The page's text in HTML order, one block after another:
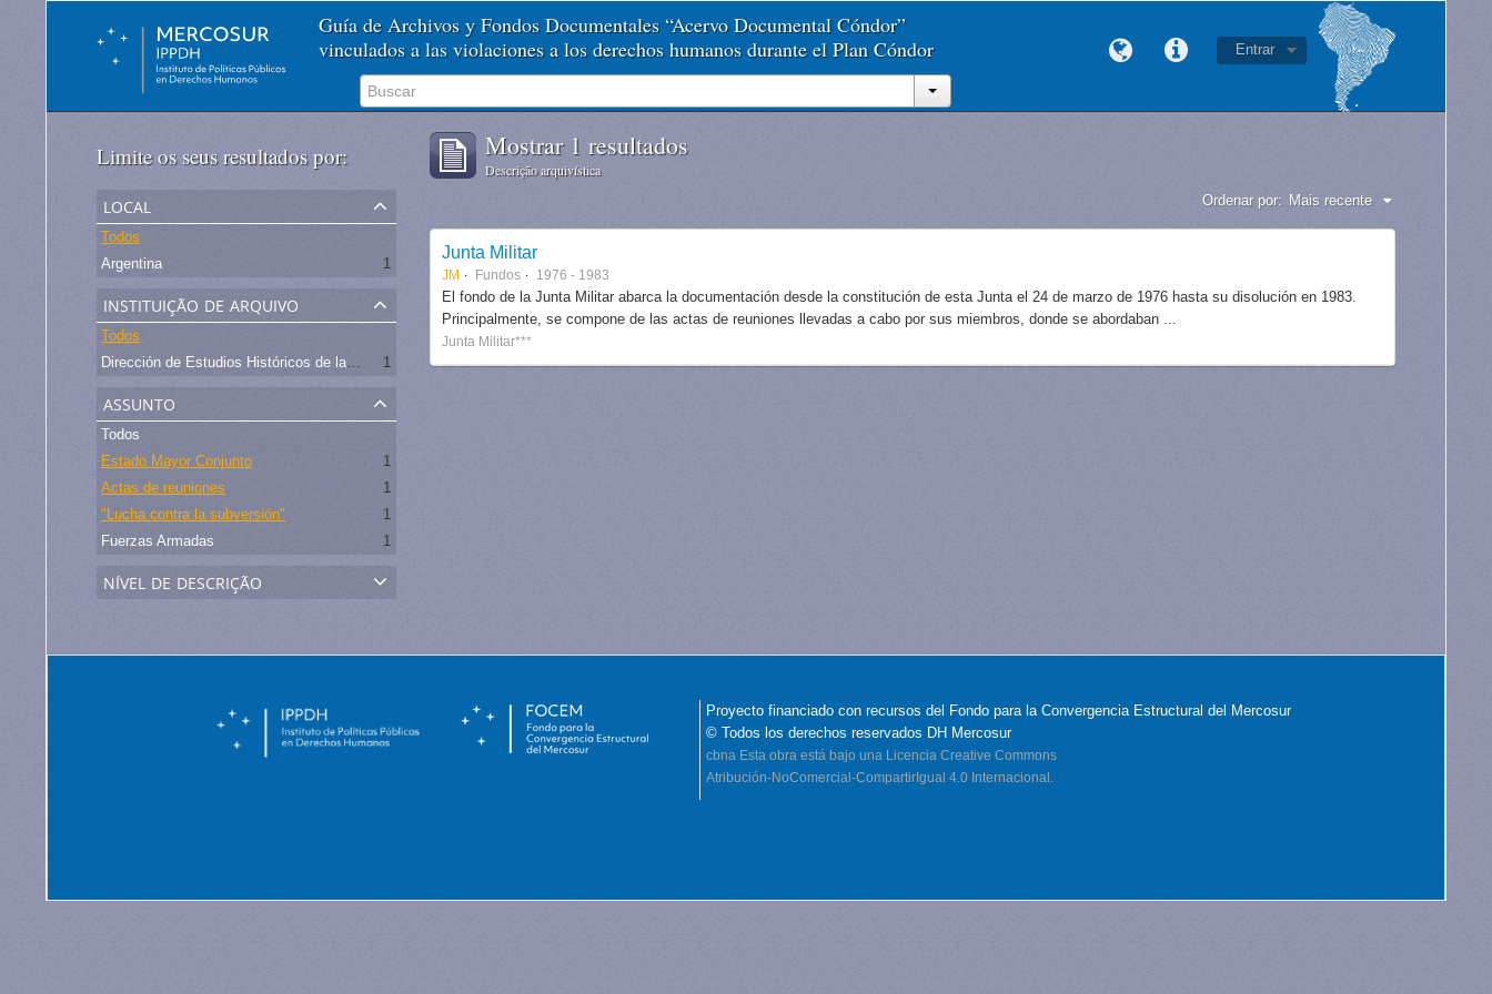
Guía de Archivos y Fondos Documentales “Acervo Documental Cóndor”
vinculados a las violaciones a los derechos humanos durante el Plan Cóndor
Entrar
Limite os seus resultados por:
local
Todos
Argentina
1
instituição de arquivo
Todos
Dirección de Estudios Históricos de la Fuerza Aérea
1
assunto
Todos
Estado Mayor Conjunto
1
Actas de reuniones
1
"Lucha contra la subversión"
1
Fuerzas Armadas
1
nível de descrição
Mostrar 1 resultados
Descrição arquivística
Ordenar por: Mais recente
Junta Militar
JM Fundos 1976 - 1983
El fondo de la Junta Militar abarca la documentación desde la constitución de esta Junta el 24 de marzo de 1976 hasta su disolución en 1983.
Principalmente, se compone de las actas de reuniones llevadas a cabo por sus miembros, donde se abordaban ...
Junta Militar***
Proyecto financiado con recursos del Fondo para la Convergencia Estructural del Mercosur
© Todos los derechos reservados DH Mercosur
cbna Esta obra está bajo una Licencia Creative Commons
Atribución-NoComercial-CompartirIgual 4.0 Internacional.